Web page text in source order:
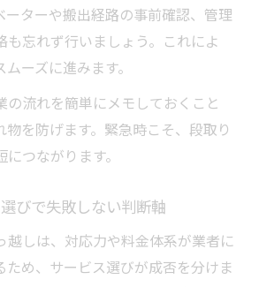
用した引っ越し業者の選び方
引っ越しサービス体験者の声
備で役立つ実践的アドバイス
緊急引っ越しの方法を徹底解説
安単身プランの活用メリット
安く抑える業者選びの秘訣
ーターや搬出経路の事前確認、管理
も忘れず行いましょう。これによ
ーズに進みます。
の流れを簡単にメモしておくこと
を防げます。緊急時こそ、段取り
つながります。
びで失敗しない判断軸
越しは、対応力や料金体系が業者に
ため、サービス選びが成否を分けま